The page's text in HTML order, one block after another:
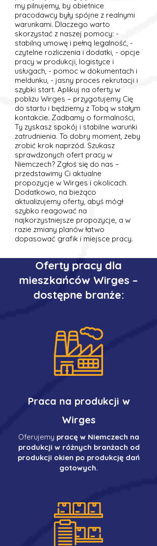
my pilnujemy, by obietnice
pracodawcy były spójne z realnymi
warunkami. Dlaczego warto
skorzystać z naszej pomocy: -
stabilną umowę i pełną legalność, -
czytelne rozliczenia i dodatki, - opcje
pracy w produkcji, logistyce i
usługach, - pomoc w dokumentach i
meldunku, - jasny proces rekrutacji i
szybki start. Aplikuj na oferty w
pobliżu Wirges – przygotujemy Cię
do startu i będziemy z Tobą w stałym
kontakcie. Zadbamy o formalności,
Ty zyskasz spokój i stabilne warunki
zatrudnienia. To dobry moment, żeby
zrobić krok naprzód. Szukasz
sprawdzonych ofert pracy w
Niemczech? Zgłoś się do nas –
przedstawimy Ci aktualne
propozycje w Wirges i okolicach.
Dodatkowo, na bieżąco
aktualizujemy oferty, abyś mógł
szybko reagować na
najkorzystniejsze propozycje, a w
razie zmiany planów łatwo
dopasować grafik i miejsce pracy.
Oferty pracy dla
mieszkańców Wirges –
dostępne branże:
Praca na produkcji w
Wirges
Oferujemy pracę w Niemczech na
produkcji w różnych branżach od
produkcji okien po produkcję dań
gotowych.